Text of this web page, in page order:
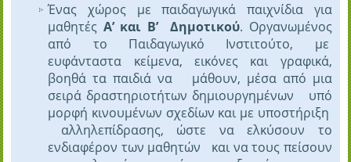
Ένας χώρος με παιδαγωγικά παιχνίδια για
μαθητές Α’ και Β’ Δημοτικού. Οργανωμένος
από το Παιδαγωγικό Ινστιτούτο, με
ευφάνταστα κείμενα, εικόνες και γραφικά,
βοηθά τα παιδιά να μάθουν, μέσα από μια
σειρά δραστηριοτήτων δημιουργημένων υπό
μορφή κινουμένων σχεδίων και με υποστήριξη
αλληλεπίδρασης, ώστε να ελκύσουν το
ενδιαφέρον των μαθητών και να τους πείσουν